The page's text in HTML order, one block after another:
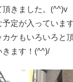
頂きました。(^^)v
定が入っています
ケもいろいろと
きます！(^^)/